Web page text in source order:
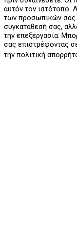
αυτόν τον ιστότοπο.
των προσωπικών σας
συγκατάθεσή σας,
την επεξεργασία.
σας επιστρέφοντας
την πολιτική